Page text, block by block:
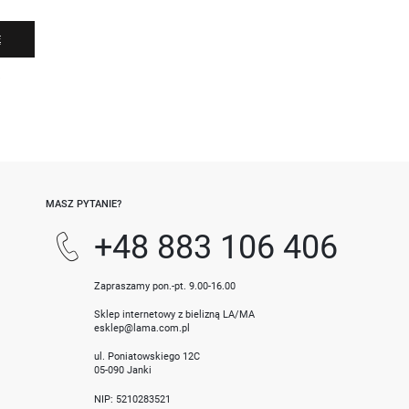
MASZ PYTANIE?
+48 883 106 406
Zapraszamy pon.-pt. 9.00-16.00
Sklep internetowy z bielizną LA/MA
esklep@lama.com.pl
ul. Poniatowskiego 12C
05-090 Janki
NIP: 5210283521